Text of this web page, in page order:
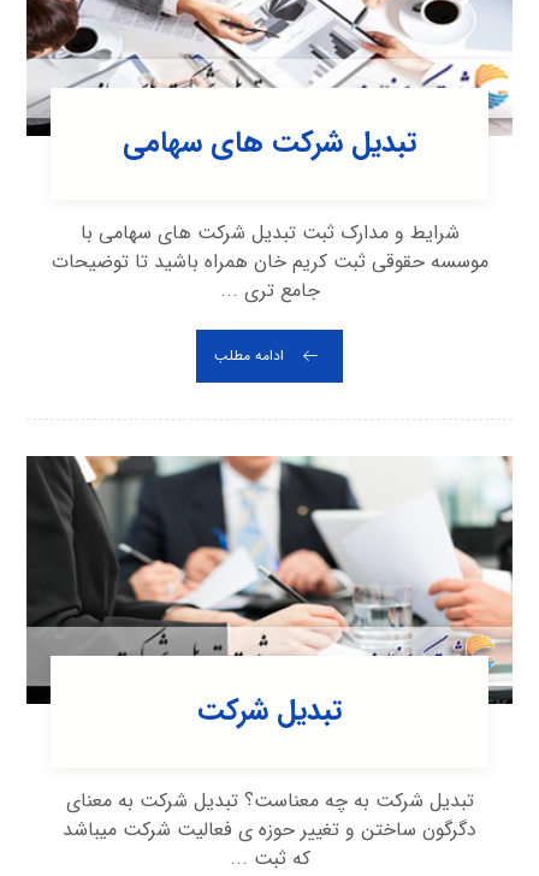
تبدیل شرکت های سهامی
شرایط و مدارک ثبت تبدیل شرکت های سهامی با
موسسه حقوقی ثبت کریم خان همراه باشید تا توضیحات
جامع تری ...
ادامه مطلب
تبدیل شرکت
تبدیل شرکت به چه معناست؟ تبدیل شرکت به معنای
دگرگون ساختن و تغییر حوزه ی فعالیت شرکت می‎باشد
که ثبت ...